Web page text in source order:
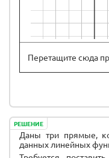
Перетащите сюда
РЕШЕНИЕ
Даны три прямые,
данных линейных